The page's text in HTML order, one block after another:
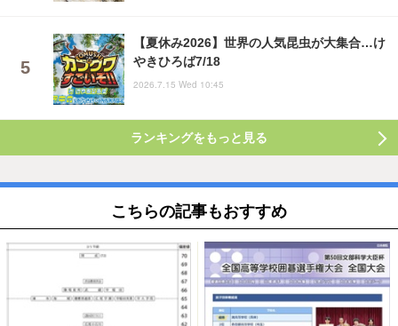
【夏休み2026】世界の人気昆虫が大集合…け
やきひろば7/18
2026.7.15 Wed 10:45
ランキングをもっと見る
こちらの記事もおすすめ